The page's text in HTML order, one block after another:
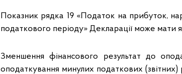
Показник рядка 19 «Податок на прибуток,
податкового періоду» Декларації може мати
Зменшення фінансового результат до
оподаткування минулих податкових